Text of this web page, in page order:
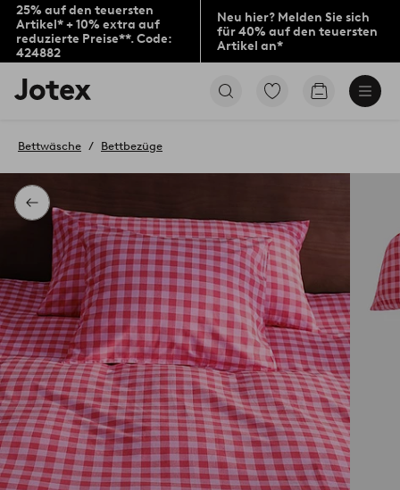
25% auf den teuersten
Artikel* + 10% extra auf
reduzierte Preise**. Code:
424882
Neu hier? Melden Sie sich
für 40% auf den teuersten
Artikel an*
Jotex-
Logo
Startseite
Zu
Produkten
Zum
Zurück
Bettwäsche Bettbezüge